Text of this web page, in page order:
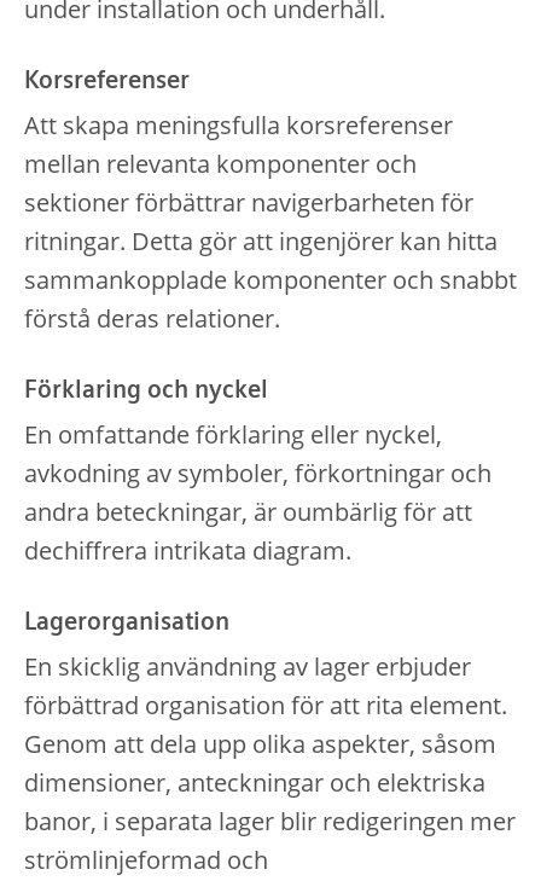
under installation och underhåll.
Korsreferenser
Att skapa meningsfulla korsreferenser
mellan relevanta komponenter och
sektioner förbättrar navigerbarheten för
ritningar. Detta gör att ingenjörer kan hitta
sammankopplade komponenter och snabbt
förstå deras relationer.
Förklaring och nyckel
En omfattande förklaring eller nyckel,
avkodning av symboler, förkortningar och
andra beteckningar, är oumbärlig för att
dechiffrera intrikata diagram.
Lagerorganisation
En skicklig användning av lager erbjuder
förbättrad organisation för att rita element.
Genom att dela upp olika aspekter, såsom
dimensioner, anteckningar och elektriska
banor, i separata lager blir redigeringen mer
strömlinjeformad och